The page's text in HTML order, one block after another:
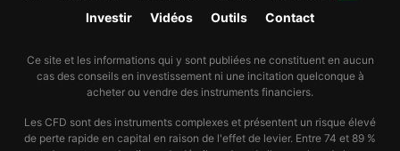
Investir Vidéos Outils Contact
Ce site et les informations qui y sont publiées ne constituent en aucun
cas des conseils en investissement ni une incitation quelconque à
acheter ou vendre des instruments financiers.
Les CFD sont des instruments complexes et présentent un risque élevé
de perte rapide en capital en raison de l'effet de levier. Entre 74 et 89 %